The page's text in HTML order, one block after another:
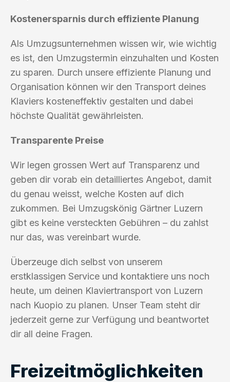
Kostenersparnis durch effiziente Planung
Als Umzugsunternehmen wissen wir, wie wichtig
es ist, den Umzugstermin einzuhalten und Kosten
zu sparen. Durch unsere effiziente Planung und
Organisation können wir den Transport deines
Klaviers kosteneffektiv gestalten und dabei
höchste Qualität gewährleisten.
Transparente Preise
Wir legen grossen Wert auf Transparenz und
geben dir vorab ein detailliertes Angebot, damit
du genau weisst, welche Kosten auf dich
zukommen. Bei Umzugskönig Gärtner Luzern
gibt es keine versteckten Gebühren – du zahlst
nur das, was vereinbart wurde.
Überzeuge dich selbst von unserem
erstklassigen Service und kontaktiere uns noch
heute, um deinen Klaviertransport von Luzern
nach Kuopio zu planen. Unser Team steht dir
jederzeit gerne zur Verfügung und beantwortet
dir all deine Fragen.
Freizeitmöglichkeiten